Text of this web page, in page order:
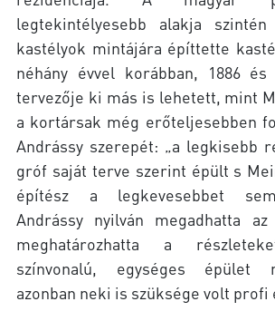
legtekintélyesebb alakja
kastélyok mintájára építtette
néhány évvel korábban, 1886
tervezője ki más is lehetett, mint
a kortársak még erőteljesebben
Andrássy szerepét: „a legkisebb
gróf saját terve szerint épült s
építész a legkevesebbet
Andrássy nyilván megadhatta
meghatározhatta a
színvonalú, egységes épület
azonban neki is szüksége volt profi